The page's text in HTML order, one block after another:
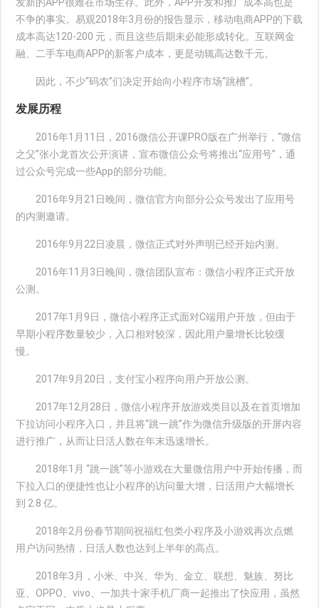
不争的事实。易观2018年3月份的报告显示，移动电商APP的下载
成本高达120-200 元，而且这些后期未必能形成转化。互联网金
融、二手车电商APP的新客户成本，更是动辄高达数千元。
因此，不少“码农”们决定开始向小程序市场“跳槽”。
发展历程
2016年1月11日，2016微信公开课PRO版在广州举行，“微信
之父”张小龙首次公开演讲，宣布微信公众号将推出“应用号”，通
过公众号完成一些App的部分功能。
2016年9月21日晚间，微信官方向部分公众号发出了应用号
的内测邀请。
2016年9月22日凌晨，微信正式对外声明已经开始内测。
2016年11月3日晚间，微信团队宣布：微信小程序正式开放
公测。
2017年1月9日，微信小程序正式面对C端用户开放，但由于
早期小程序数量较少，入口相对较深，因此用户量增长比较缓
慢。
2017年9月20日，支付宝小程序向用户开放公测。
2017年12月28日，微信小程序开放游戏类目以及在首页增加
下拉访问小程序入口，并且将“跳一跳”作为微信升级版的开屏内容
进行推广，从而让日活人数在年末迅速增长。
2018年1月 “跳一跳”等小游戏在大量微信用户中开始传播，而
下拉入口的便捷性也让小程序的访问量大增，日活用户大幅增长
到 2.8 亿。
2018年2月份春节期间祝福红包类小程序及小游戏再次点燃
用户访问热情，日活人数也达到上半年的高点。
2018年3月，小米、中兴、华为、金立、联想、魅族、努比
亚、OPPO、vivo、一加共十家手机厂商一起推出了快应用，虽然